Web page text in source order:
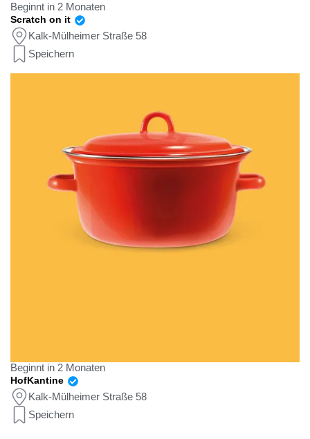
Beginnt in 2 Monaten
Scratch on it
Kalk-Mülheimer Straße 58
Speichern
Beginnt in 2 Monaten
HofKantine
Kalk-Mülheimer Straße 58
Speichern